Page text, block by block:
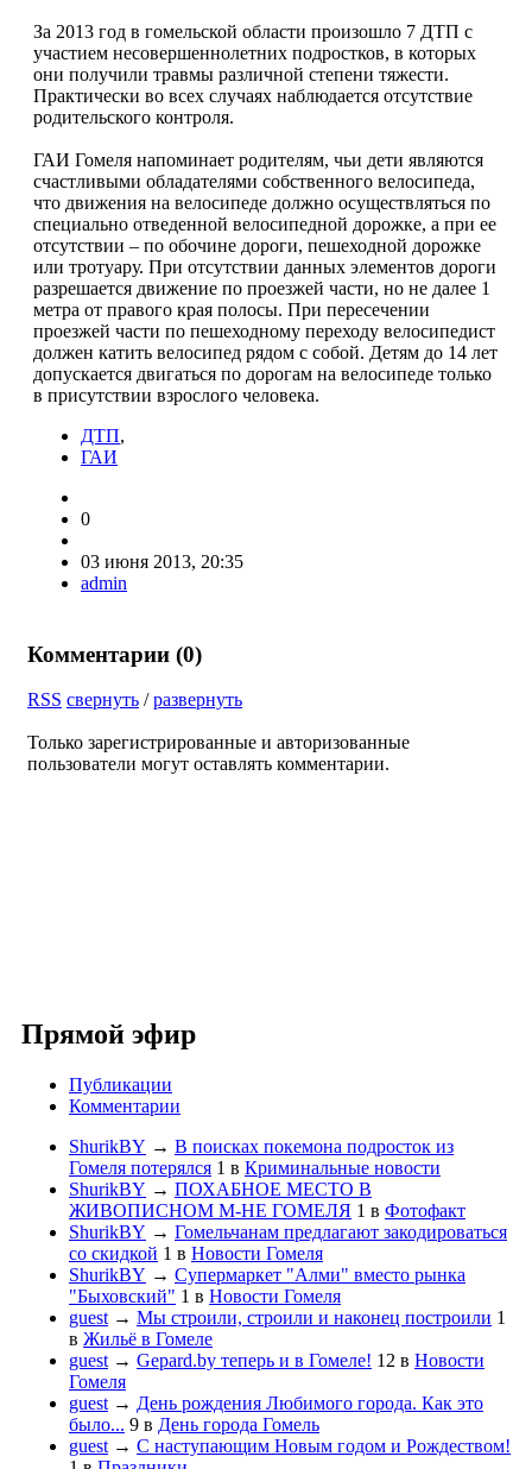
За 2013 год в гомельской области произошло 7 ДТП с
участием несовершеннолетних подростков, в которых
они получили травмы различной степени тяжести.
Практически во всех случаях наблюдается отсутствие
родительского контроля.
ГАИ Гомеля напоминает родителям, чьи дети являются
счастливыми обладателями собственного велосипеда,
что движения на велосипеде должно осуществляться по
специально отведенной велосипедной дорожке, а при ее
отсутствии – по обочине дороги, пешеходной дорожке
или тротуару. При отсутствии данных элементов дороги
разрешается движение по проезжей части, но не далее 1
метра от правого края полосы. При пересечении
проезжей части по пешеходному переходу велосипедист
должен катить велосипед рядом с собой. Детям до 14 лет
допускается двигаться по дорогам на велосипеде только
в присутствии взрослого человека.
ДТП,
ГАИ
0
03 июня 2013, 20:35
admin
Комментарии (0)
RSS свернуть /развернуть
Только зарегистрированные и авторизованные
пользователи могут оставлять комментарии.
Прямой эфир
Публикации
Комментарии
ShurikBY → В поисках покемона подросток из
Гомеля потерялся 1 в Криминальные новости
ShurikBY → ПОХАБНОЕ МЕСТО В
ЖИВОПИСНОМ М-НЕ ГОМЕЛЯ 1 в Фотофакт
ShurikBY → Гомельчанам предлагают закодироваться
со скидкой 1 в Новости Гомеля
ShurikBY → Супермаркет "Алми" вместо рынка
"Быховский" 1 в Новости Гомеля
guest → Мы строили, строили и наконец построили 1
в Жильё в Гомеле
guest → Gepard.by теперь и в Гомеле! 12 в Новости
Гомеля
guest → День рождения Любимого города. Как это
было... 9 в День города Гомель
guest → С наступающим Новым годом и Рождеством!